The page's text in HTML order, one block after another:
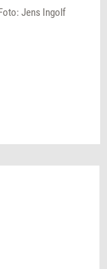
Jens Ingolf